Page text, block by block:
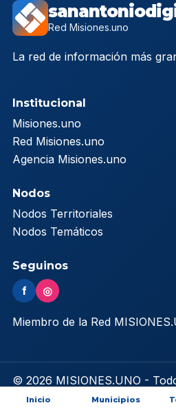
Red Misiones.uno
La red de información más
Institucional
Misiones.uno
Red Misiones.uno
Agencia Misiones.uno
Nodos
Nodos Territoriales
Nodos Temáticos
Seguinos
f ◎
Miembro de la Red
© 2026 MISIONES.UNO -
reservados
Inicio Municipios